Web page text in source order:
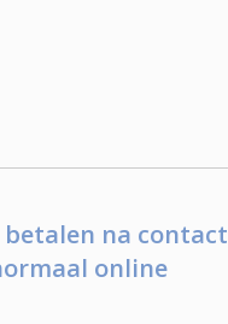
na contact
online